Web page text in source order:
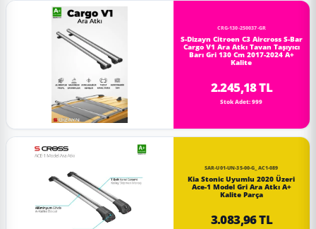
CRG-130-250037-GR
S-Dizayn Citroen C3 Aircross S-Bar
Cargo V1 Ara Atkı Tavan Taşıyıcı
Barı Gri 130 Cm 2017-2024 A+
Kalite
2.245,18 TL
Stok Adet: 999
SAR-U01-UN-35-00-G_AC1-089
Kia Stonic Uyumlu 2020 Üzeri
Ace-1 Model Gri Ara Atkı A+
Kalite Parça
3.083,96 TL